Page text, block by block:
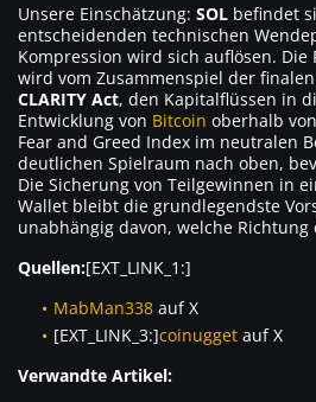
Unsere Einschätzung: SOL befindet
entscheidenden technischen
Kompression wird sich auflösen. Die
wird vom Zusammenspiel der
CLARITY Act, den Kapitalflüssen in
Entwicklung von Bitcoin oberhalb von
Fear and Greed Index im neutralen
deutlichen Spielraum nach oben,
Die Sicherung von Teilgewinnen in
Wallet bleibt die grundlegendste
unabhängig davon, welche
Quellen:[EXT_LINK_1:]
MabMan338 auf X
[EXT_LINK_3:]coinugget auf X
Verwandte Artikel: